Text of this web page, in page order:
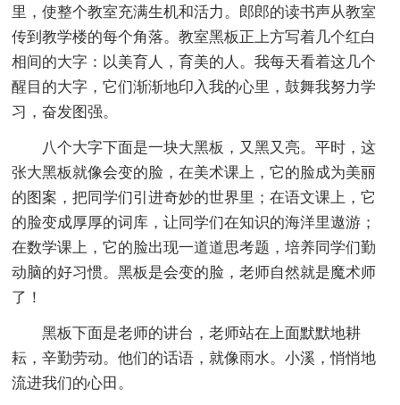
里，使整个教室充满生机和活力。郎郎的读书声从教室
传到教学楼的每个角落。教室黑板正上方写着几个红白
相间的大字：以美育人，育美的人。我每天看着这几个
醒目的大字，它们渐渐地印入我的心里，鼓舞我努力学
习，奋发图强。
八个大字下面是一块大黑板，又黑又亮。平时，这
张大黑板就像会变的脸，在美术课上，它的脸成为美丽
的图案，把同学们引进奇妙的世界里；在语文课上，它
的脸变成厚厚的词库，让同学们在知识的海洋里遨游；
在数学课上，它的脸出现一道道思考题，培养同学们勤
动脑的好习惯。黑板是会变的脸，老师自然就是魔术师
了！
黑板下面是老师的讲台，老师站在上面默默地耕
耘，辛勤劳动。他们的话语，就像雨水。小溪，悄悄地
流进我们的心田。